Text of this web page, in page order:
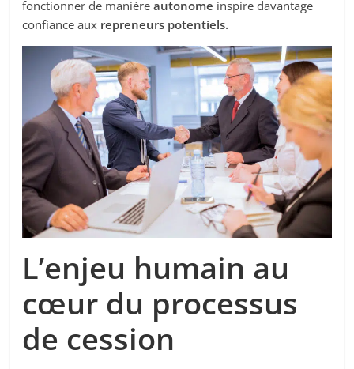
fonctionner de manièreautonome inspire davantage
confiance aux repreneurs potentiels.
L’enjeu humain au
cœur du processus
de cession